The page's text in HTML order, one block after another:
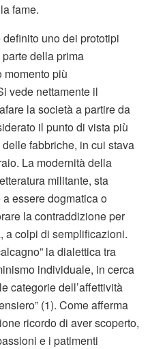
fame.
uno dei prototipi
parte della prima
momento più
vede nettamente il
la società a partire da
il punto di vista più
fabbriche, in cui stava
La modernità della
militante, sta
essere dogmatica o
la contraddizione per
a colpi di semplificazioni.
la dialettica tra
individuale, in cerca
categorie dell’affettività
(1). Come afferma
ricordo di aver scoperto,
e i patimenti